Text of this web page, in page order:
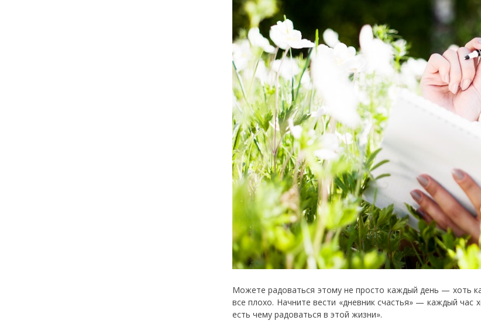
Можете радоваться этому не просто каждый день — хоть
все плохо. Начните вести «дневник счастья» — каждый час
есть чему радоваться в этой жизни».